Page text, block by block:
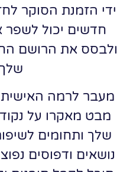
ידי הזמנת הסוקר
חדשים יכול
ולבסס את הרושם
מעבר לרמה
מבט מאקרו על
שלך ותחומים
נושאים ודפוסים